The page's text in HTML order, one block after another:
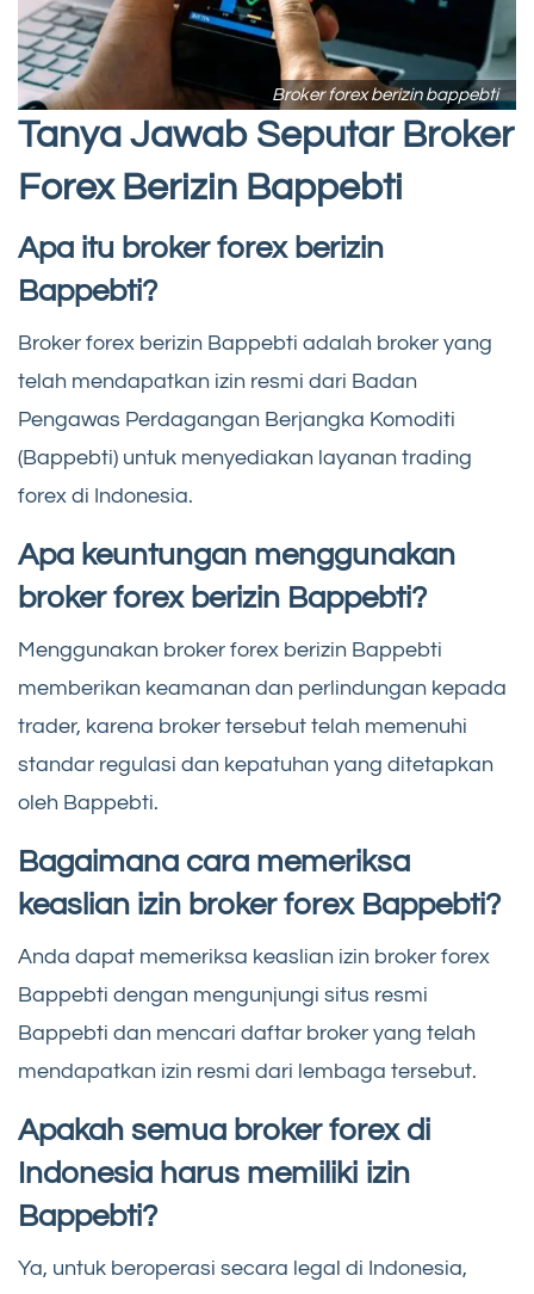
Broker forex berizin bappebti
Tanya Jawab Seputar Broker
Forex Berizin Bappebti
Apa itu broker forex berizin
Bappebti?
Broker forex berizin Bappebti adalah broker yang
telah mendapatkan izin resmi dari Badan
Pengawas Perdagangan Berjangka Komoditi
(Bappebti) untuk menyediakan layanan trading
forex di Indonesia.
Apa keuntungan menggunakan
broker forex berizin Bappebti?
Menggunakan broker forex berizin Bappebti
memberikan keamanan dan perlindungan kepada
trader, karena broker tersebut telah memenuhi
standar regulasi dan kepatuhan yang ditetapkan
oleh Bappebti.
Bagaimana cara memeriksa
keaslian izin broker forex Bappebti?
Anda dapat memeriksa keaslian izin broker forex
Bappebti dengan mengunjungi situs resmi
Bappebti dan mencari daftar broker yang telah
mendapatkan izin resmi dari lembaga tersebut.
Apakah semua broker forex di
Indonesia harus memiliki izin
Bappebti?
Ya, untuk beroperasi secara legal di Indonesia,